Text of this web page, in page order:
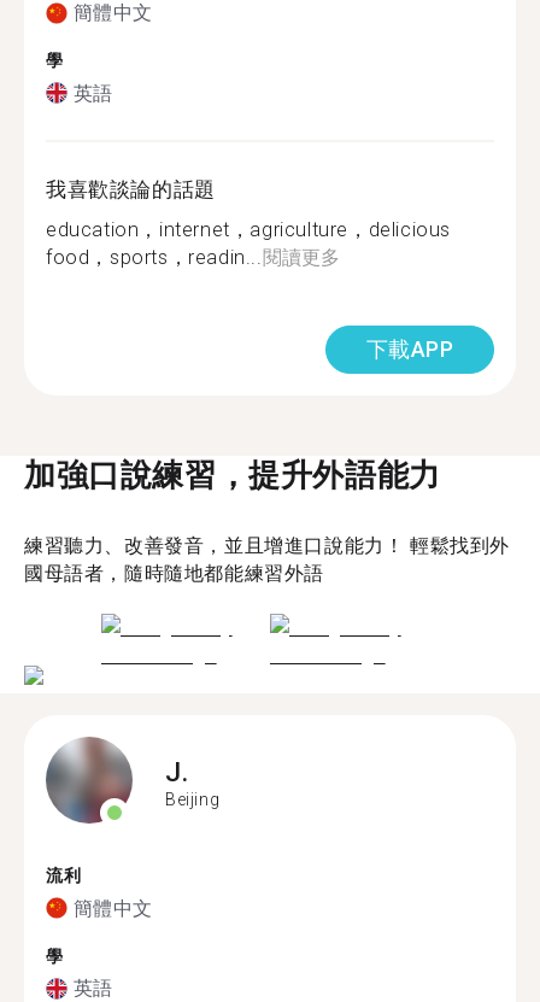
簡體中文
學
英語
我喜歡談論的話題
education，internet，agriculture，delicious
food，sports，readin... 閱讀更多
下載APP
加強口說練習，提升外語能力
練習聽力、改善發音，並且增進口說能力！ 輕鬆找到外
國母語者，隨時隨地都能練習外語
J.
Beijing
流利
簡體中文
學
英語